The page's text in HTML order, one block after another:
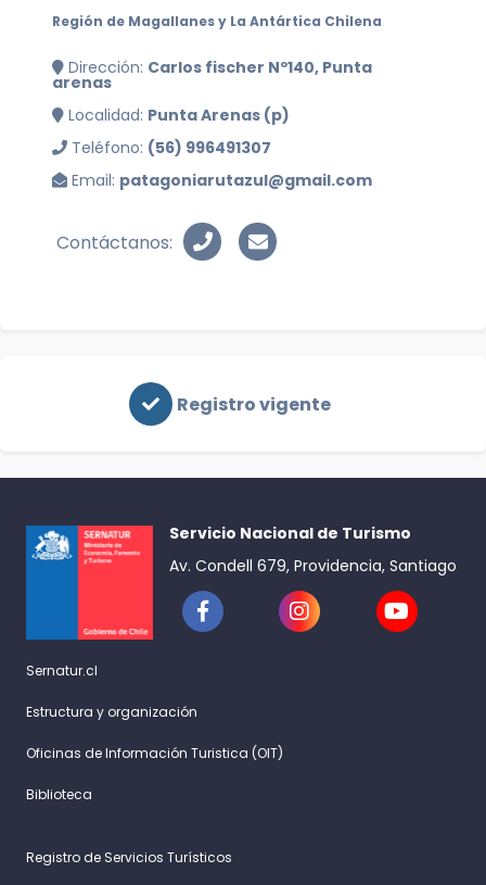
Región de Magallanes y La Antártica Chilena
Dirección: Carlos fischer Nº140, Punta
arenas
Localidad: Punta Arenas (p)
Teléfono: (56) 996491307
Email: patagoniarutazul@gmail.com
Contáctanos:
Registro vigente
Servicio Nacional de Turismo
Av. Condell 679, Providencia, Santiago
Sernatur.cl
Estructura y organización
Oficinas de Información Turistica (OIT)
Biblioteca
Registro de Servicios Turísticos